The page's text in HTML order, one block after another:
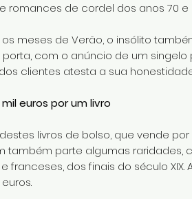
romances de cordel dos anos 70 e
meses de Verão, o insólito
com o anúncio de um singelo
clientes atesta a sua
euros por um livro
livros de bolso, que vende
também parte algumas
franceses, dos finais do século